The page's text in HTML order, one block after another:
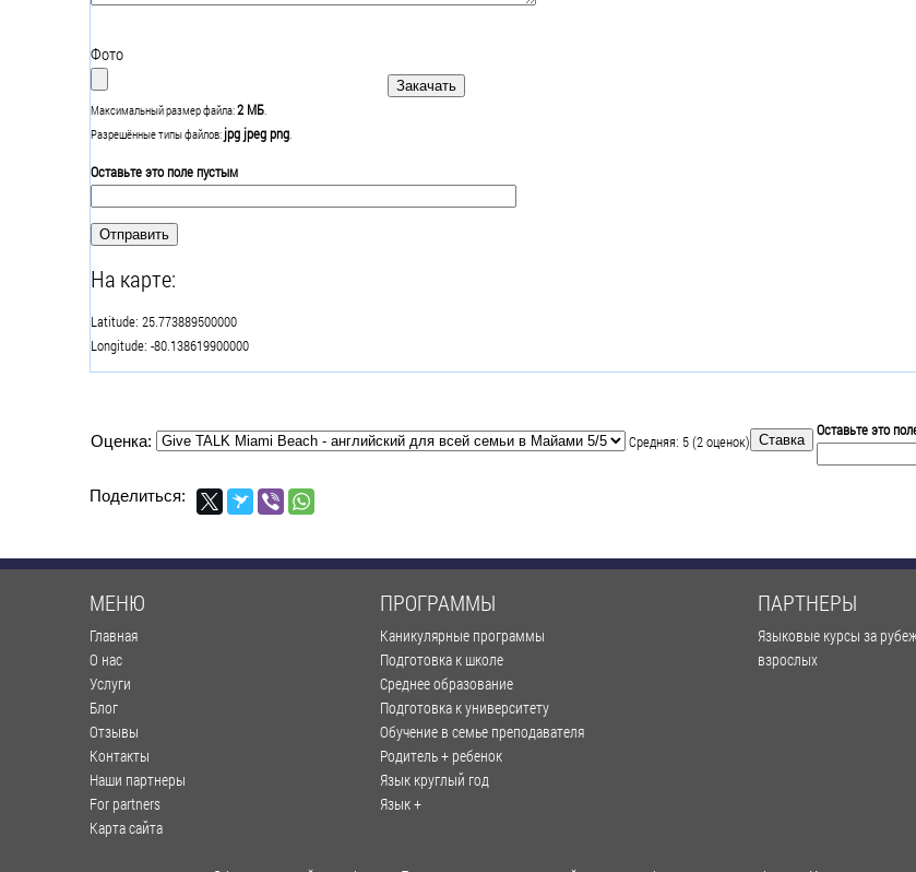
Фото
Максимальный размер файла:2 МБ
Разрешённые типы файлов: jpg jpeg png
Оставьте это поле пустым
На карте:
Latitude: 25.773889500000
Longitude: -80.138619900000
Оценка: Средняя: 5(2оценок)
Оставьте это
Поделиться:
МЕНЮ
Главная
О нас
Услуги
Блог
Отзывы
Контакты
Наши партнеры
For partners
Карта сайта
ПРОГРАММЫ
Каникулярные программы
Подготовка к школе
Среднее образование
Подготовка к университету
Обучение в семье преподавателя
Родитель + ребенок
Язык круглый год
Язык +
ПАРТНЕРЫ
Языковые курсы за
взрослых